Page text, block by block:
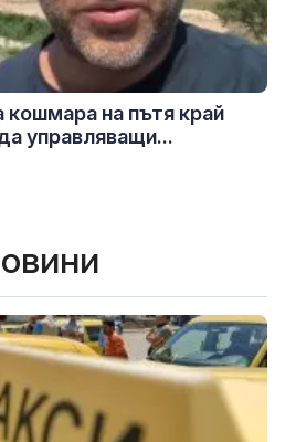
кошмара на пътя край
управляващи...